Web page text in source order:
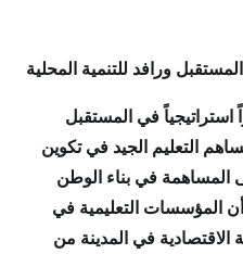
ورافد للتنمية المحلية
استراتيجياً في المستقبل
التعليم الجيد في تكوين
المساهمة في بناء الوطن
المؤسسات التعليمية في
في المدينة من